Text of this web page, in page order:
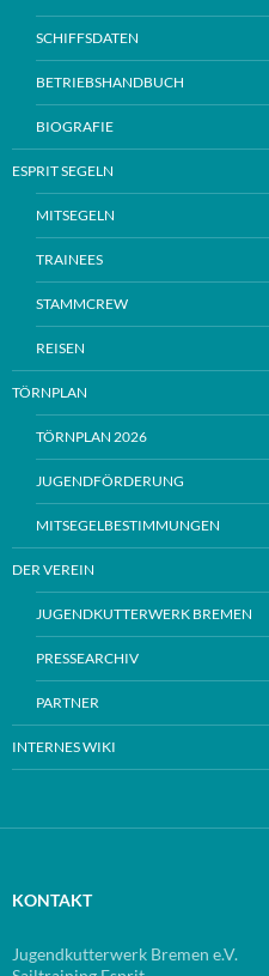
SCHIFFSDATEN
BETRIEBSHANDBUCH
BIOGRAFIE
ESPRIT SEGELN
MITSEGELN
TRAINEES
STAMMCREW
REISEN
TÖRNPLAN
TÖRNPLAN 2026
JUGENDFÖRDERUNG
MITSEGELBESTIMMUNGEN
DER VEREIN
JUGENDKUTTERWERK BREMEN
PRESSEARCHIV
PARTNER
INTERNES WIKI
KONTAKT
Jugendkutterwerk Bremen e.V.